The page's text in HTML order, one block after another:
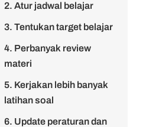
2. Atur jadwal belajar
3. Tentukan target belajar
4. Perbanyak review
materi
5. Kerjakan lebih banyak
latihan soal
6. Update peraturan dan